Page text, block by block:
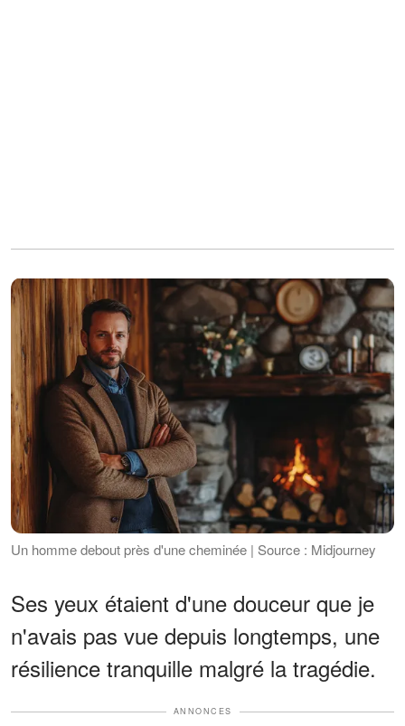
Un homme debout près d'une cheminée | Source : Midjourney
Ses yeux étaient d'une douceur que je
n'avais pas vue depuis longtemps, une
résilience tranquille malgré la tragédie.
ANNONCES